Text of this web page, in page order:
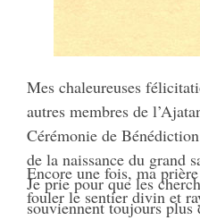
Mes chaleureuses
autres membres de
Cérémonie de
de la naissance du grand
Je prie pour que les
souviennent toujours plus
Encore une fois, ma
fouler le sentier divin et